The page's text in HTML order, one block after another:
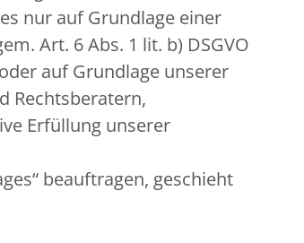
nur auf Grundlage einer
Art. 6 Abs. 1 lit. b) DSGVO
auf Grundlage unserer
Rechtsberatern,
Erfüllung unserer
beauftragen, geschieht